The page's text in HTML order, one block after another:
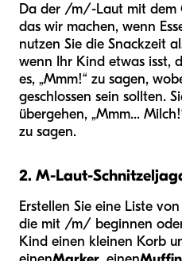
Da der /m/-Laut mit dem
das wir machen, wenn
nutzen Sie die Snackzeit
wenn Ihr Kind etwas isst,
es, „Mmm!“ zu sagen,
geschlossen sein sollten.
übergehen, „Mmm...
zu sagen.
2. M-Laut-
Erstellen Sie eine Liste
die mit /m/ beginnen
Kind einen kleinen Korb